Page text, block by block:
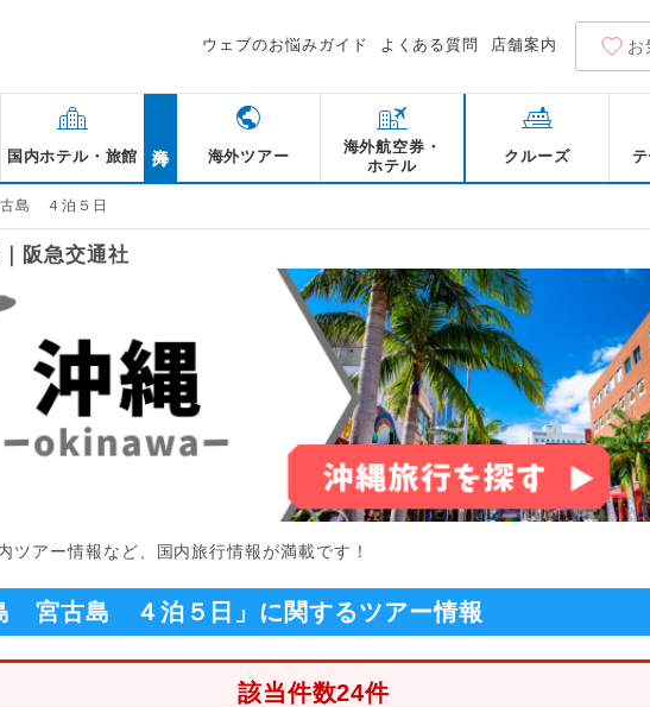
ウェブのお悩みガイド よくある質問 店舗案内 お
国内ホテル・旅館 海外ツアー
海外航空券・
ホテル
クルーズ
島 ４泊５日
阪急交通社
アー情報など、国内旅行情報が満載です！
宮古島 ４泊５日」に関するツアー情報
該当件数24件